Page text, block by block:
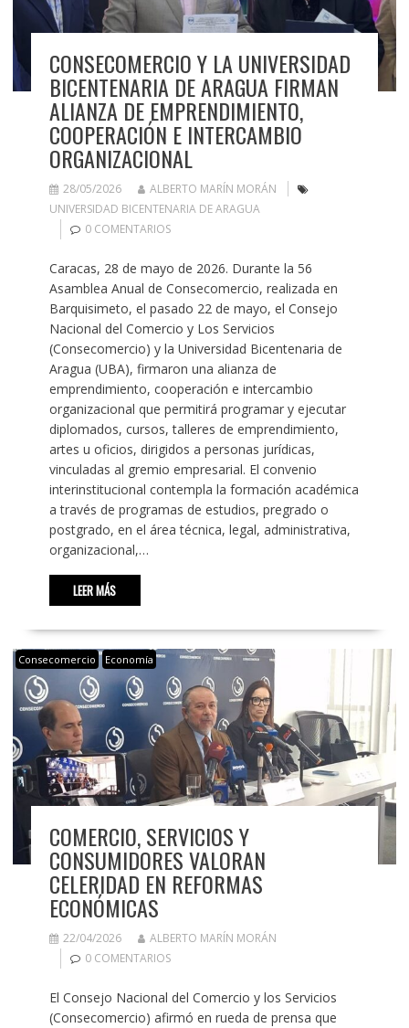
CONSECOMERCIO Y LA UNIVERSIDAD
BICENTENARIA DE ARAGUA FIRMAN
ALIANZA DE EMPRENDIMIENTO,
COOPERACIÓN E INTERCAMBIO
ORGANIZACIONAL
28/05/2026
ALBERTO MARÍN MORÁN
UNIVERSIDAD BICENTENARIA DE ARAGUA
0 COMENTARIOS
Caracas, 28 de mayo de 2026. Durante la 56
Asamblea Anual de Consecomercio, realizada en
Barquisimeto, el pasado 22 de mayo, el Consejo
Nacional del Comercio y Los Servicios
(Consecomercio) y la Universidad Bicentenaria de
Aragua (UBA), firmaron una alianza de
emprendimiento, cooperación e intercambio
organizacional que permitirá programar y ejecutar
diplomados, cursos, talleres de emprendimiento,
artes u oficios, dirigidos a personas jurídicas,
vinculadas al gremio empresarial. El convenio
interinstitucional contempla la formación académica
a través de programas de estudios, pregrado o
postgrado, en el área técnica, legal, administrativa,
organizacional,…
LEER MÁS
Consecomercio Economía
COMERCIO, SERVICIOS Y
CONSUMIDORES VALORAN
CELERIDAD EN REFORMAS
ECONÓMICAS
22/04/2026
ALBERTO MARÍN MORÁN
0 COMENTARIOS
El Consejo Nacional del Comercio y los Servicios
(Consecomercio) afirmó en rueda de prensa que